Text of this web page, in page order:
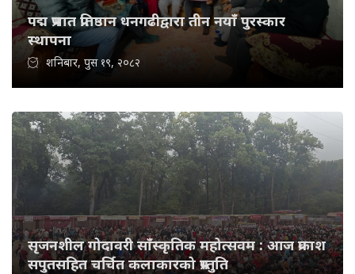
पद्म प्रभात प्रतिष्ठान धनगढीद्वारा तीन नयाँ पुरस्कार
स्थापना
शनिबार, पुस १९, २०८२
सृजनशील गोदावरी साँस्कृतिक महोत्सवम : आज प्रकाश
सपुतसहित चर्चित कलाकारको प्रस्तुति